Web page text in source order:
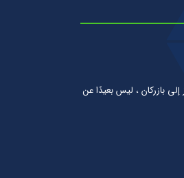
بازركان ، ليس بعيدًا عن